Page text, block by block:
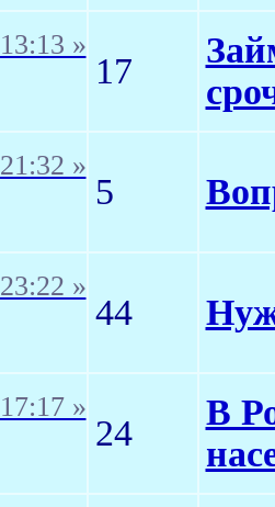
13:13 »
17
21:32 »
5
23:22 »
44
17:17 »
24
В